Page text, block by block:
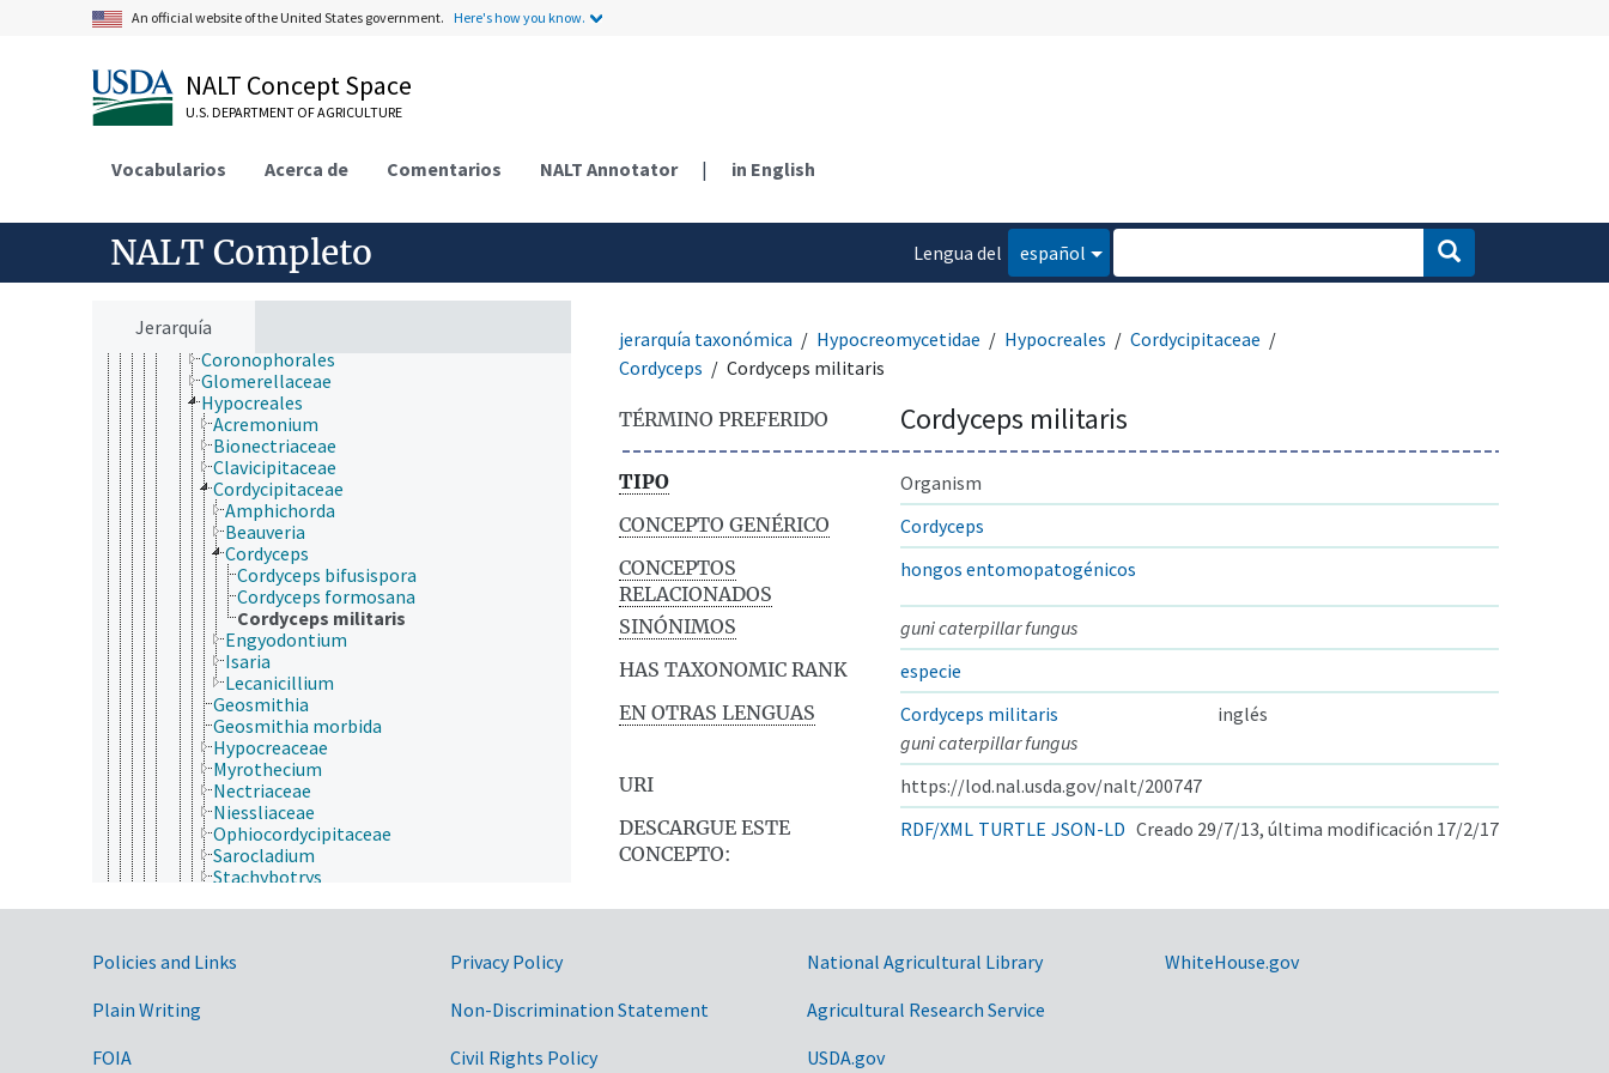
An official website of the United States government. Here's how you know.
NALT Concept Space
U.S. DEPARTMENT OF AGRICULTURE
Vocabularios Acerca de Comentarios NALT Annotator | in English
NALT Completo
Lengua del
español
Jerarquía
Dothideomycetes
Laboulbeniomycetes
Lecanoromycetes
Leotiomycetes
Medeolariales
Sordariomycetes
Annulatascaceae
Apiosporaceae
Cordana
Hypocreomycetidae
Coronophorales
Glomerellaceae
Hypocreales
Acremonium
Bionectriaceae
Clavicipitaceae
Cordycipitaceae
Amphichorda
Beauveria
Cordyceps
Cordyceps bifusispora
Cordyceps formosana
Cordyceps militaris
Engyodontium
Isaria
Lecanicillium
Geosmithia
Geosmithia morbida
Hypocreaceae
Myrothecium
Nectriaceae
Niessliaceae
Ophiocordycipitaceae
Sarocladium
Stachybotrys
Microascales
Khuskia
Lulworthiales
jerarquía taxonómica Hypocreomycetidae Hypocreales
Cordycipitaceae
Cordyceps
Cordyceps militaris
TÉRMINO PREFERIDO Cordyceps militaris
TIPO
Organism
CONCEPTO GENÉRICO
Cordyceps
CONCEPTOS
RELACIONADOS
hongos entomopatogénicos
SINÓNIMOS
guni caterpillar fungus
HAS TAXONOMIC RANK
especie
EN OTRAS LENGUAS
Cordyceps militaris
inglés
guni caterpillar fungus
URI
https://lod.nal.usda.gov/nalt/200747
DESCARGUE ESTE
CONCEPTO:
RDF/XML TURTLE JSON-LD Creado 29/7/13, última modificación 17/2/17
Government Links
Policies and Links
Plain Writing
FOIA
Privacy Policy
Non-Discrimination Statement
Civil Rights Policy
National Agricultural Library
Agricultural Research Service
USDA.gov
WhiteHouse.gov